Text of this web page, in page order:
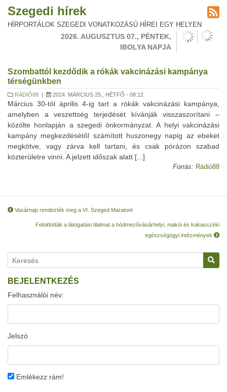
Szegedi hírek
HÍRPORTÁLOK SZEGEDI VONATKOZÁSÚ HÍREI EGY HELYEN
2026. AUGUSZTUS 07., PÉNTEK,
IBOLYA NAPJA
Szombattól kezdődik a rókák vakcinázási kampánya
térségünkben
RÁDIÓ88 | 2024. MÁRCIUS 25., HÉTFŐ - 08:12
Március 30-tól április 4-ig tart a rókák vakcinázási kampánya,
amelyben a veszettség terjedését kívánják visszaszorítani –
közölte honlapján a szegedi önkormányzat. A helyi vakcinázási
kampány megkezdésétől számított huszonegy napig az ebeket
megkötve, vagy zárva kell tartani, és csak pórázon szabad
közterületre vinni. A jelzett időszak alatt [...]
Forrás: Rádió88
Vasárnap rendezték meg a VI. Szeged Maratont
Feloldották a látogatási tilalmat a hódmezővásárhelyi, makói és kakasszéki
egészségügyi intézmények
BEJELENTKEZÉS
Felhasználói név:
Jelszó
Emlékezz rám!